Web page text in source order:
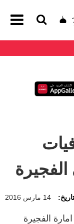
14 مارس 2016
الفجيرة